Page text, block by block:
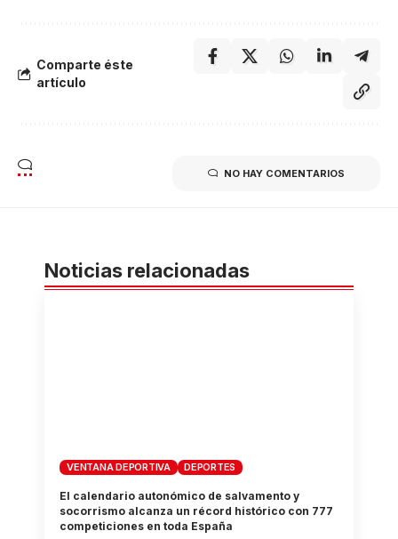
Comparte éste
artículo
NO HAY COMENTARIOS
Noticias relacionadas
VENTANA DEPORTIVA DEPORTES
El calendario autonómico de salvamento y
socorrismo alcanza un récord histórico con 777
competiciones en toda España